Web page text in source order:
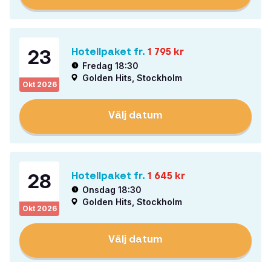
23
Okt 2026
Hotellpaket fr. 1 795 kr
Fredag 18:30
Golden Hits, Stockholm
Välj datum
28
Okt 2026
Hotellpaket fr. 1 645 kr
Onsdag 18:30
Golden Hits, Stockholm
Välj datum